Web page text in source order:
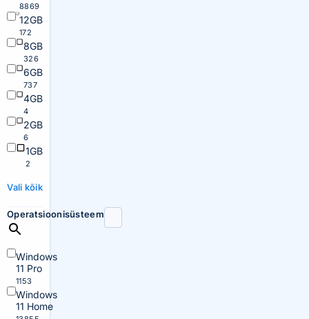
8869
12GB
172
8GB
326
6GB
737
4GB
4
2GB
6
1GB
2
Vali kõik
Operatsioonisüsteem
Windows
11 Pro
1153
Windows
11 Home